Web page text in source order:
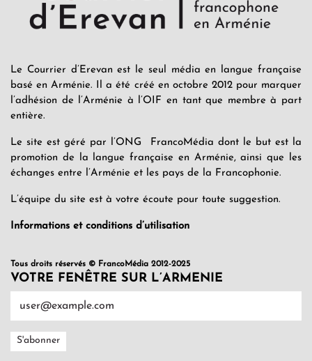
Le Courrier d’Erevan est le seul média en langue française
basé en Arménie. Il a été créé en octobre 2012 pour marquer
l’adhésion de l’Arménie à l’OIF en tant que membre à part
entière.
Le site est géré par l’ONG FrancoMédia dont le but est la
promotion de la langue française en Arménie, ainsi que les
échanges entre l’Arménie et les pays de la Francophonie.
L’équipe du site est à votre écoute pour toute suggestion.
Informations et conditions d’utilisation
Tous droits réservés © FrancoMédia 2012-2025
VOTRE FENÊTRE SUR L’ARMENIE